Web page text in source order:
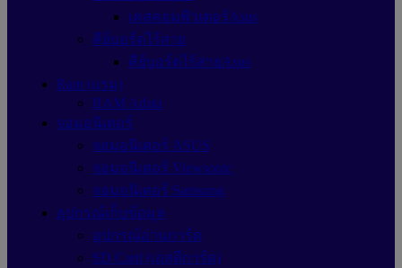
เคสคอมพิวเตอร์Asus
คีย์บอร์ดไร้สาย
คีย์บอร์ดไร้สายAsus
Ram (แรม)
RAM Adata
จอมอนิเตอร์
จอมอนิเตอร์ ASUS
จอมอนิเตอร์ Viewsonic
จอมอนิเตอร์ Samsung
อุปกรณ์เก็บข้อมูล
อุปกรณ์อ่านการ์ด
SD Card (เอสดีการ์ด)